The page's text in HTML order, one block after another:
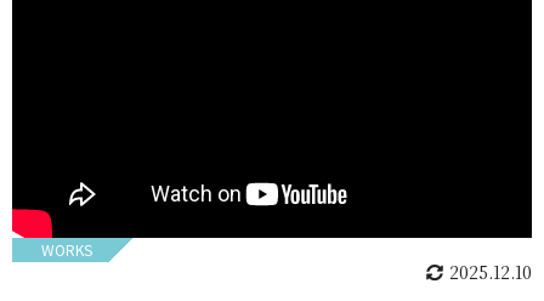
WORKS
2025.12.10